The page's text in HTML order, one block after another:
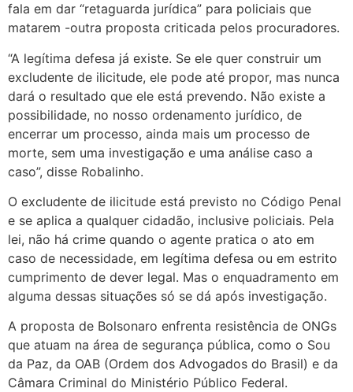
fala em dar “retaguarda jurídica” para policiais que
matarem -outra proposta criticada pelos procuradores.
“A legítima defesa já existe. Se ele quer construir um
excludente de ilicitude, ele pode até propor, mas nunca
dará o resultado que ele está prevendo. Não existe a
possibilidade, no nosso ordenamento jurídico, de
encerrar um processo, ainda mais um processo de
morte, sem uma investigação e uma análise caso a
caso”, disse Robalinho.
O excludente de ilicitude está previsto no Código Penal
e se aplica a qualquer cidadão, inclusive policiais. Pela
lei, não há crime quando o agente pratica o ato em
caso de necessidade, em legítima defesa ou em estrito
cumprimento de dever legal. Mas o enquadramento em
alguma dessas situações só se dá após investigação.
A proposta de Bolsonaro enfrenta resistência de ONGs
que atuam na área de segurança pública, como o Sou
da Paz, da OAB (Ordem dos Advogados do Brasil) e da
Câmara Criminal do Ministério Público Federal.